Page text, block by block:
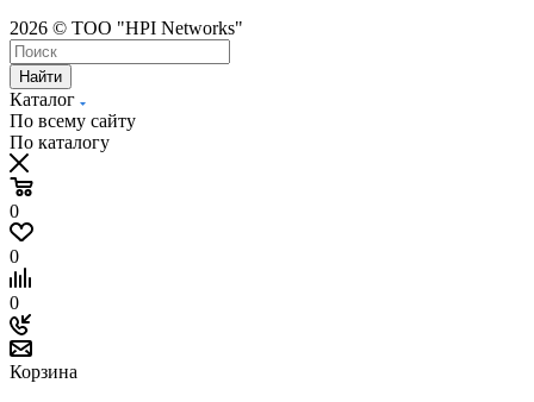
2026 © ТОО "HPI Networks"
Найти
Каталог
По всему сайту
По каталогу
0
0
0
Корзина